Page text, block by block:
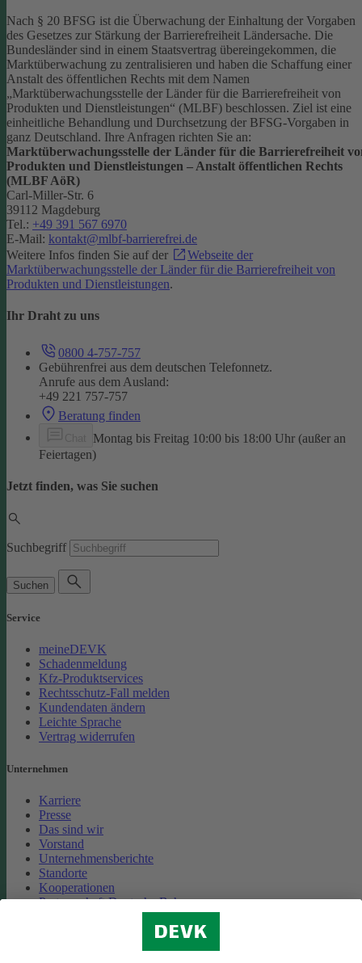
Nach § 20 BFSG ist die Überwachung der Einhaltung der Vorgaben
des Gesetzes zur Stärkung der Barrierefreiheit Ländersache. Die
Bundesländer sind in einem Staatsvertrag übereingekommen, die
Marktüberwachung zu zentralisieren und haben die Schaffung einer
Anstalt des öffentlichen Rechts mit dem Namen
„Marktüberwachungsstelle der Länder für die Barrierefreiheit von
Produkten und Dienstleistungen“ (MLBF) beschlossen. Ziel ist eine
einheitliche Behandlung und Durchsetzung der BFSG-Vorgaben in
ganz Deutschland. Ihre Anfragen richten Sie an:
Marktüberwachungsstelle der Länder für die Barrierefreiheit
Produkten und Dienstleistungen – Anstalt öffentlichen Rechts
(MLBF AöR)
Carl-Miller-Str. 6
39112 Magdeburg
Tel.: +49 391 567 6970
E-Mail: kontakt@mlbf-barrierefrei.de
Weitere Infos finden Sie auf der
Webseite der
Marktüberwachungsstelle der Länder für die Barrierefreiheit von
Produkten und Dienstleistungen.
Ihr Draht zu uns
0800 4-757-757
Gebührenfrei aus dem deutschen Telefonnetz.
Anrufe aus dem Ausland:
+49 221 757-757
Beratung finden
Montag bis Freitag 10:00 bis 18:00 Uhr (außer an
Feiertagen)
Jetzt finden, was Sie suchen
Suchbegriff
Suchen
Service
meineDEVK
Schadenmeldung
Kfz-Produktservices
Rechtsschutz-Fall melden
Kundendaten ändern
Leichte Sprache
Vertrag widerrufen
Unternehmen
Karriere
Presse
Das sind wir
Vorstand
Unternehmensberichte
Standorte
Kooperationen
Partnerschaft Deutsche Bahn